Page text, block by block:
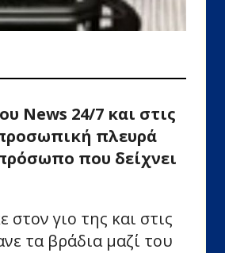
News 24/7 και στις
πλευρά
που δείχνει
γιο της και στις
τα βράδια μαζί του